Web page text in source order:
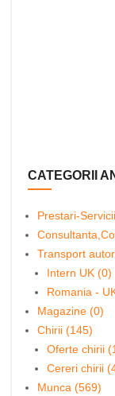
CATEGORII
Prestari-
Transport
Intern UK (0)
Romania -
Magazine (0)
Chirii (145)
Oferte chirii
Cereri chirii
Munca (569)